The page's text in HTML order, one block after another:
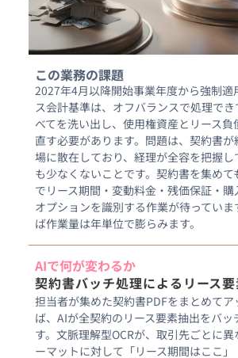
この業務の課題
2027年4月以降開始事業年度から強制適
ス会計基準は、オフバランスで処理で
べてを洗い出し、使用権資産とリース負
直す必要があります。問題は、契約書
場に散在しており、経理が全容を把握し
も少なくないことです。契約書を集めて
でリース期間・変動料金・残価保証・
オプションを識別する作業が待ってい
AIで何が変わるか
契約書バッチ処理によるリース
担当者が集めた契約書PDFをまとめて
ば、AIが全契約のリース要素抽出をバッ
す。文脈理解型OCRが、取引先ごとに
ーマットに対して「リース期間はここ